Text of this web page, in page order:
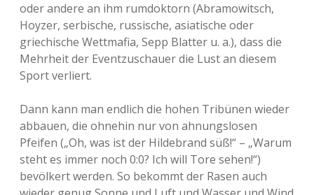
oder andere an ihm rumdoktorn (Abramowitsch,
Hoyzer, serbische, russische, asiatische oder
griechische Wettmafia, Sepp Blatter u. a.), dass die
Mehrheit der Eventzuschauer die Lust an diesem
Sport verliert.
Dann kann man endlich die hohen Tribünen wieder
abbauen, die ohnehin nur von ahnungslosen
Pfeifen („Oh, was ist der Hildebrand süß!“ – „Warum
steht es immer noch 0:0? Ich will Tore sehen!“)
bevölkert werden. So bekommt der Rasen auch